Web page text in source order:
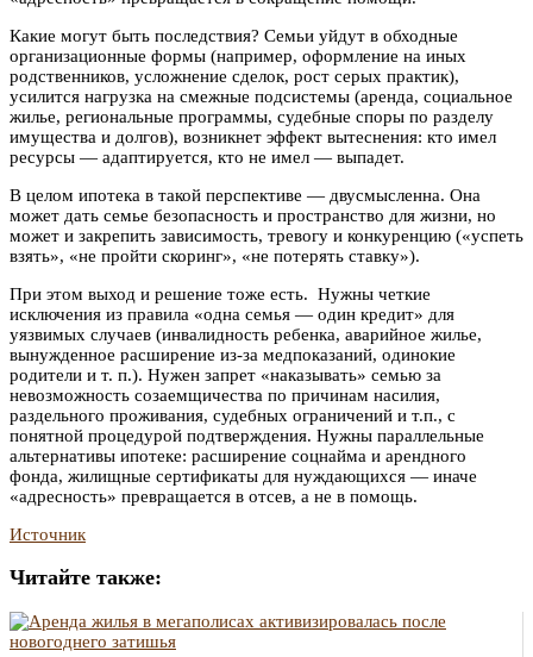
Какие могут быть последствия? Семьи уйдут в обходные
организационные формы (например, оформление на иных
родственников, усложнение сделок, рост серых практик),
усилится нагрузка на смежные подсистемы (аренда, социальное
жилье, региональные программы, судебные споры по разделу
имущества и долгов), возникнет эффект вытеснения: кто имел
ресурсы — адаптируется, кто не имел — выпадет.
В целом ипотека в такой перспективе — двусмысленна. Она
может дать семье безопасность и пространство для жизни, но
может и закрепить зависимость, тревогу и конкуренцию («успеть
взять», «не пройти скоринг», «не потерять ставку»).
При этом выход и решение тоже есть. ​ Нужны четкие
исключения из правила «одна семья — один кредит» для
уязвимых случаев (инвалидность ребенка, аварийное жилье,
вынужденное расширение из-за медпоказаний, одинокие
родители и т. п.). Нужен запрет «наказывать» семью за
невозможность созаемщичества по причинам насилия,
раздельного проживания, судебных ограничений и т.п., с
понятной процедурой подтверждения. Нужны параллельные
альтернативы ипотеке: расширение соцнайма и арендного
фонда, жилищные сертификаты для нуждающихся — иначе
«адресность» превращается в отсев, а не в помощь.
Источник
Читайте также: